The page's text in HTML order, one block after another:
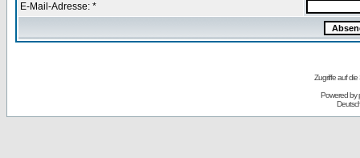
E-Mail-Adresse: *
Zugriffe auf
Powered by